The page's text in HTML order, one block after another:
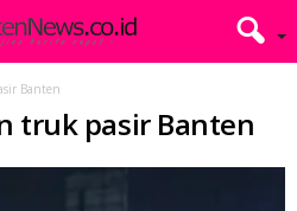
Banten
truk pasir Banten